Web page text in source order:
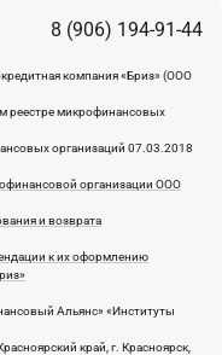
8 (906) 194-91-44
компания «Бриз» (ООО
реестре микрофинансовых
организаций 07.03.2018
организации ООО
и возврата
к их оформлению
Альянс» «Институты
край, г. Красноярск,